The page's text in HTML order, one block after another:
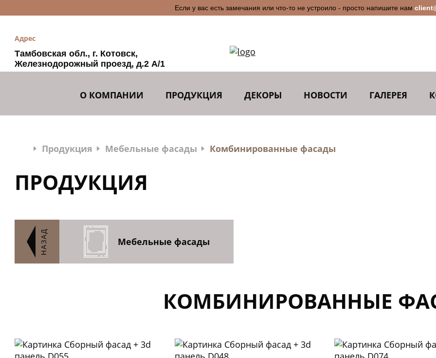
Если у вас есть замечания или что-то не устроило - просто напишите нам
Адрес
Тамбовская обл., г. Котовск,
Железнодорожный проезд, д.2 А/1
О КОМПАНИИ ПРОДУКЦИЯ ДЕКОРЫ НОВОСТИ ГАЛЕРЕЯ
Продукция Мебельные фасады Комбинированные фасады
ПРОДУКЦИЯ
НАЗАД Мебельные фасады
КОМБИНИРОВАННЫЕ